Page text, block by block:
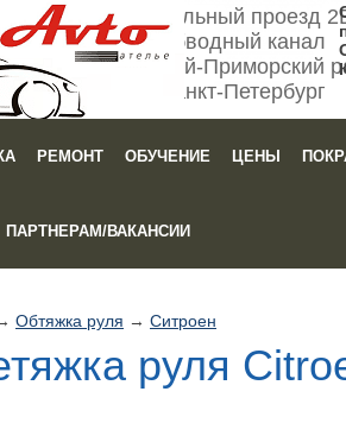
Мебельный проезд
Обводный канал
Кировский-Приморский
Санкт-Петербург
РЕМОНТ ОБУЧЕНИЕ ЦЕНЫ
ПАРТНЕРАМ/ВАКАНСИИ
Обтяжка руля → Ситроен
руля